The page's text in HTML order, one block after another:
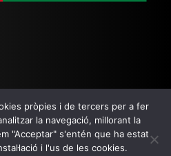
LEGAL GALETES
WEB GIRONA ZOOOMWEB
pròpies i de tercers per a fer
la navegació, millorant la
"Acceptar" s'entén que ha estat
i l'us de les cookies.